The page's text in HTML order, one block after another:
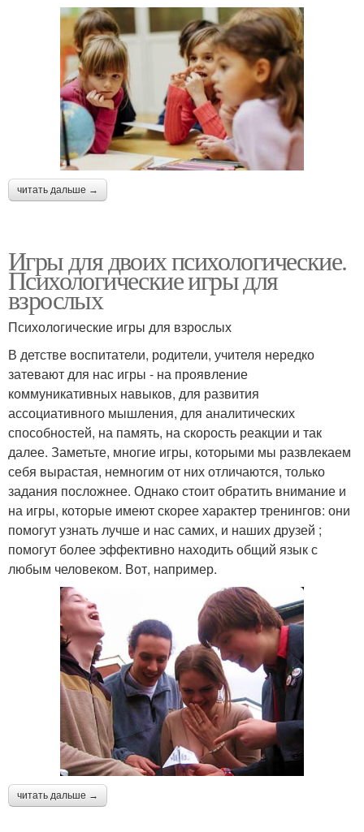
читать дальше →
Игры для двоих психологические.
Психологические игры для
взрослых
Психологические игры для взрослых
В детстве воспитатели, родители, учителя нередко
затевают для нас игры - на проявление
коммуникативных навыков, для развития
ассоциативного мышления, для аналитических
способностей, на память, на скорость реакции и так
далее. Заметьте, многие игры, которыми мы развлекаем
себя вырастая, немногим от них отличаются, только
задания посложнее. Однако стоит обратить внимание и
на игры, которые имеют скорее характер тренингов: они
помогут узнать лучше и нас самих, и наших друзей ;
помогут более эффективно находить общий язык с
любым человеком. Вот, например.
читать дальше →